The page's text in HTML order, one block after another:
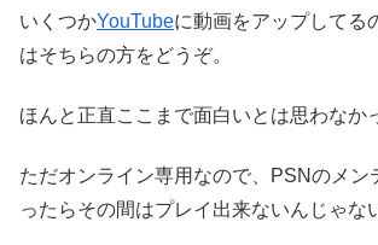
いくつかYouTubeに動画をアップしてる
はそちらの方をどうぞ。
ほんと正直ここまで面白いとは思わなか
ただオンライン専用なので、PSNのメン
ったらその間はプレイ出来ないんじゃな